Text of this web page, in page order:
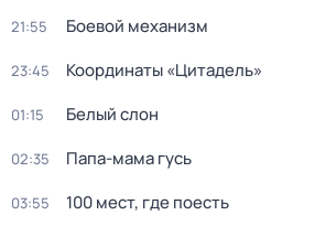
21:55 Боевой механизм
23:45 Координаты «Цитадель»
01:15 Белый слон
02:35 Папа-мама гусь
03:55 100 мест, где поесть